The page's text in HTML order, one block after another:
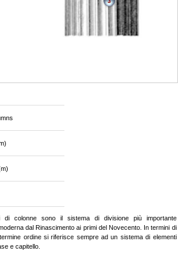
di colonne sono il sistema di divisione più importante
dal Rinascimento ai primi del Novecento. In termini di
ordine si riferisce sempre ad un sistema di elementi
e capitello.